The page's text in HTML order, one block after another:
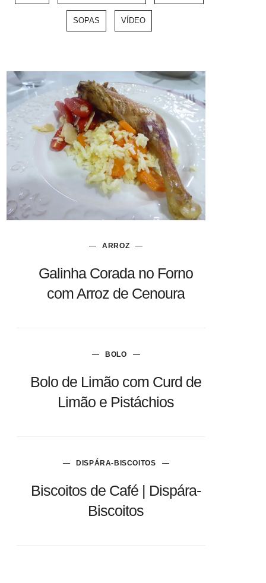
SOPAS VÍDEO
ARROZ
Galinha Corada no Forno
com Arroz de Cenoura
BOLO
Bolo de Limão com Curd de
Limão e Pistáchios
DISPÁRA-BISCOITOS
Biscoitos de Café | Dispára-
Biscoitos